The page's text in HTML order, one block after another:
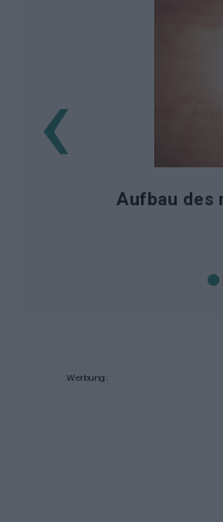
Aufbau des
‹
Werbung: